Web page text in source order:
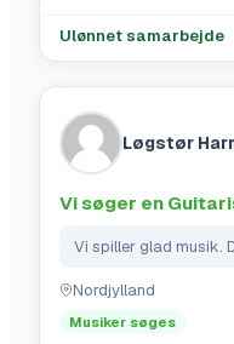
Ulønnet samarbejde
Løgstør
Vi søger en
Vi spiller glad musik.
Nordjylland
Musiker søges